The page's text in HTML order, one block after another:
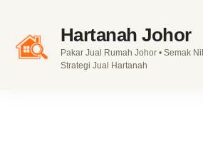
content
Hartanah Johor
Pakar Jual Rumah Johor • Semak
Strategi Jual Hartanah